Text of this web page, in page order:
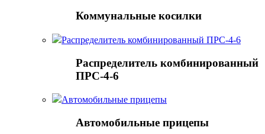
Коммунальные косилки
Распределитель комбинированный ПРС-4-6
Распределитель комбинированный
ПРС-4-6
Автомобильные прицепы
Автомобильные прицепы